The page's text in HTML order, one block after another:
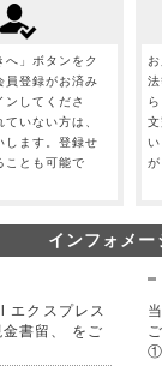
へ」ボタンをク
員登録がお済み
ンしてくださ
いない方は、
します。登録せ
ことも可能で
が
インフォメー
エクスプレス
書留、 をご
①